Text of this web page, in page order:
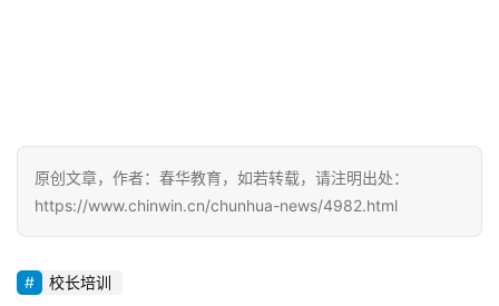
原创文章，作者：春华教育，如若转载，请注明出处：
https://www.chinwin.cn/chunhua-news/4982.html
校长培训